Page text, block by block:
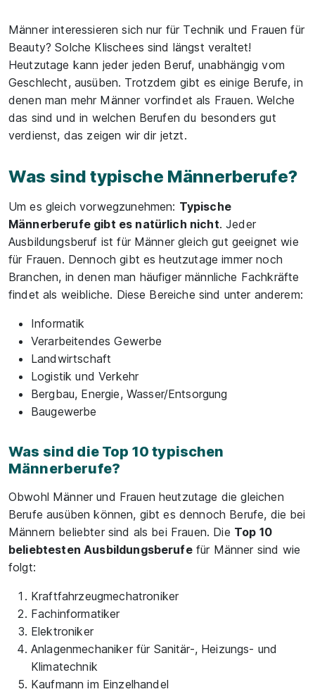
Männer interessieren sich nur für Technik und Frauen für
Beauty? Solche Klischees sind längst veraltet!
Heutzutage kann jeder jeden Beruf, unabhängig vom
Geschlecht, ausüben. Trotzdem gibt es einige Berufe, in
denen man mehr Männer vorfindet als Frauen. Welche
das sind und in welchen Berufen du besonders gut
verdienst, das zeigen wir dir jetzt.
Was sind typische Männerberufe?
Um es gleich vorwegzunehmen: Typische
Männerberufe gibt es natürlich nicht. Jeder
Ausbildungsberuf ist für Männer gleich gut geeignet wie
für Frauen. Dennoch gibt es heutzutage immer noch
Branchen, in denen man häufiger männliche Fachkräfte
findet als weibliche. Diese Bereiche sind unter anderem:
Informatik
Verarbeitendes Gewerbe
Landwirtschaft
Logistik und Verkehr
Bergbau, Energie, Wasser/Entsorgung
Baugewerbe
Was sind die Top 10 typischen
Männerberufe?
Obwohl Männer und Frauen heutzutage die gleichen
Berufe ausüben können, gibt es dennoch Berufe, die bei
Männern beliebter sind als bei Frauen. Die Top 10
beliebtesten Ausbildungsberufefür Männer sind wie
folgt:
Kraftfahrzeugmechatroniker
Fachinformatiker
Elektroniker
Anlagenmechaniker für Sanitär-, Heizungs- und
Klimatechnik
Kaufmann im Einzelhandel